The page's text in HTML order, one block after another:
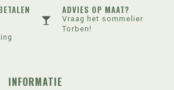
ADVIES OP MAAT?
Vraag het sommelier
Torben!
INFORMATIE